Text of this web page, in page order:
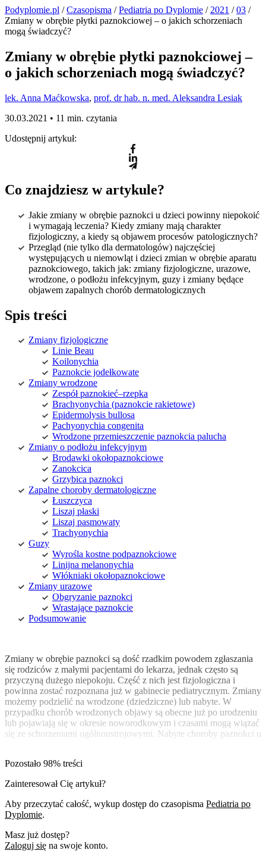
Podyplomie.pl /Czasopisma /Pediatria po Dyplomie / 2021 /03 /
Zmiany w obrębie płytki paznokciowej – o jakich schorzeniach
mogą świadczyć?
Zmiany w obrębie płytki paznokciowej –
o jakich schorzeniach mogą świadczyć?
lek. Anna Maćkowska, prof. dr hab. n. med. Aleksandra Lesiak
30.03.2021 • 11 min. czytania
Udostępnij artykuł:
Co znajdziesz w artykule?
Jakie zmiany w obrębie paznokci u dzieci powinny niepokoić
i wymagają leczenia? Kiedy zmiany mają charakter
fizjologiczny, a kiedy są objawem procesów patologicznych?
Przegląd (nie tylko dla dermatologów) najczęściej
występujących u niemowląt i dzieci zmian w obrębie aparatu
paznokciowego, takich jak: zmiany fizjologiczne, urazowe,
wrodzone, o podłożu infekcyjnym, guzy i zmiany będące
objawem zapalnych chorób dermatologicznych
Spis treści
Zmiany fizjologiczne
Linie Beau
Koilonychia
Paznokcie jodełkowate
Zmiany wrodzone
Zespół paznokieć–rzepka
Brachyonychia (paznokcie rakietowe)
Epidermolysis bullosa
Pachyonychia congenita
Wrodzone przemieszczenie paznokcia palucha
Zmiany o podłożu infekcyjnym
Brodawki okołopaznokciowe
Zanokcica
Grzybica paznokci
Zapalne choroby dermatologiczne
Łuszczyca
Liszaj płaski
Liszaj pasmowaty
Trachyonychia
Guzy
Wyrośla kostne podpaznokciowe
Linijna melanonychia
Włókniaki okołopaznokciowe
Zmiany urazowe
Obgryzanie paznokci
Wrastające paznokcie
Podsumowanie
Zmiany w obrębie paznokci są dość rzadkim powodem zgłaszania
się rodziców z małymi pacjentami do lekarza, jednak często są
przyczyną dużego niepokoju. Część z nich jest fizjologiczna i
powinna zostać rozpoznana już w gabinecie pediatrycznym. Zmiany
możemy podzielić na wrodzone (dziedziczne) lub nabyte. W
przypadku chorób wrodzonych objawy są obecne już po urodzeniu
lub pojawiają się w okresie noworodkowym i czasami mogą wiązać
się ze schorzeniami ogólnoustrojowymi. Nabyte choroby paznokci u
Pozostało 98% treści
Zainteresował Cię artykuł?
Aby przeczytać całość, wykup dostęp do czasopisma Pediatria po
Dyplomie.
Masz już dostęp?
Zaloguj się na swoje konto.